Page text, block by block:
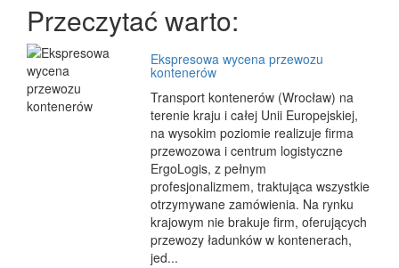
Przeczytać warto:
Ekspresowa wycena przewozu
kontenerów
Transport kontenerów (Wrocław) na
terenie kraju i całej Unii Europejskiej,
na wysokim poziomie realizuje firma
przewozowa i centrum logistyczne
ErgoLogis, z pełnym
profesjonalizmem, traktująca wszystkie
otrzymywane zamówienia. Na rynku
krajowym nie brakuje firm, oferujących
przewozy ładunków w kontenerach,
jed...